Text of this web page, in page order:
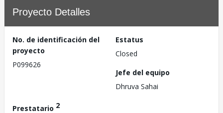
Proyecto Detalles
No. de identificación del
proyecto
P099626
Estatus
Closed
Jefe del equipo
Dhruva Sahai
Prestatario 2